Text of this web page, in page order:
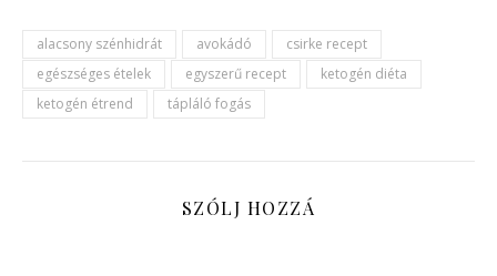
alacsony szénhidrát avokádó
csirke recept
egészséges ételek
egyszerű recept
ketogén diéta
ketogén étrend
tápláló fogás
SZÓLJ HOZZÁ